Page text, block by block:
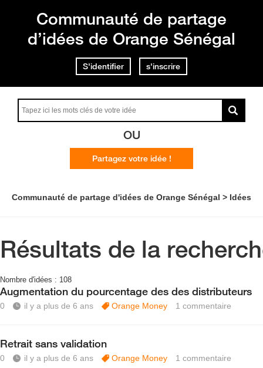
Communauté de partage
d’idées de Orange Sénégal
S'identifier s'inscrire
OU
Partagez votre idée !
Communauté de partage d'idées de Orange Sénégal Idées
Résultats de la
Nombre d'idées : 108
Augmentation du pourcentage des des distributeurs
0 il y a plus de 6 ans Orange Money 1 commentaire
Retrait sans validation
0 il y a plus de 6 ans Orange Money 1 commentaire